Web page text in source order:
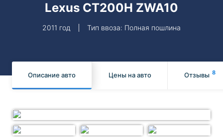
Lexus CT200H ZWA10
2011 год Тип ввоза: Полная пошлина
Описание авто Цены на авто Отзывы 8